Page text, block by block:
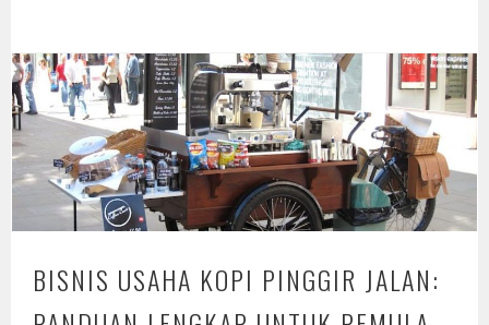
BISNIS USAHA KOPI PINGGIR JALAN: